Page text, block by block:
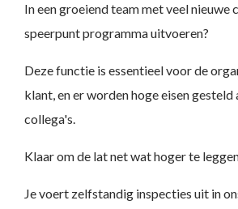
In een groeiend team met veel nieuwe
speerpunt programma uitvoeren?
Deze functie is essentieel voor de
klant, en er worden hoge eisen gesteld
collega's.
Klaar om de lat net wat hoger te
Je voert zelfstandig inspecties uit in